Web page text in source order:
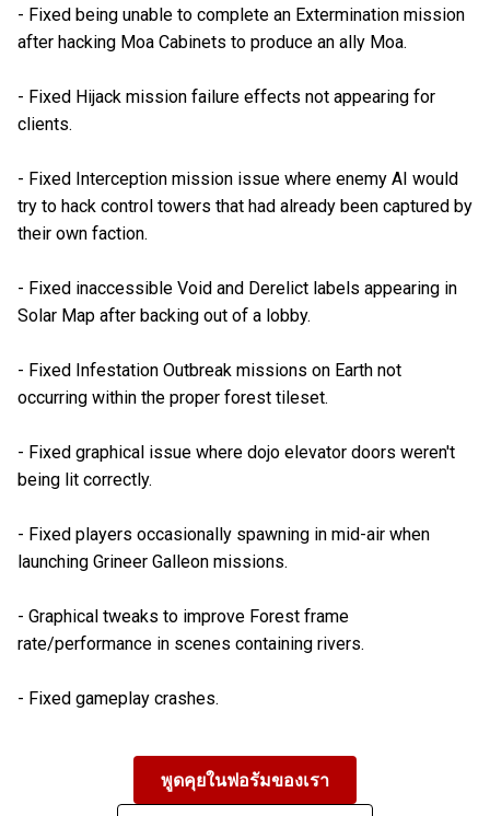
- Fixed being unable to complete an Extermination mission
after hacking Moa Cabinets to produce an ally Moa.
- Fixed Hijack mission failure effects not appearing for
clients.
- Fixed Interception mission issue where enemy AI would
try to hack control towers that had already been captured by
their own faction.
- Fixed inaccessible Void and Derelict labels appearing in
Solar Map after backing out of a lobby.
- Fixed Infestation Outbreak missions on Earth not
occurring within the proper forest tileset.
- Fixed graphical issue where dojo elevator doors weren't
being lit correctly.
- Fixed players occasionally spawning in mid-air when
launching Grineer Galleon missions.
- Graphical tweaks to improve Forest frame
rate/performance in scenes containing rivers.
- Fixed gameplay crashes.
พูดคุยในฟอรัมของเรา